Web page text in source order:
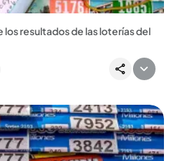
resultados de las loterías del
ganadores de más de 20
estuvo de su lado. ¡Mucha